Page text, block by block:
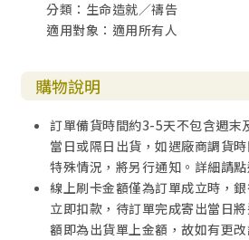
分類：生命造就／禱告
適用對象：適用所有人
購物說明
訂單備貨時間約3-5天不包含週末
當日或隔日出貨，如遇廠商調貨
特殊情況，將另行通知。詳細請
線上刷卡金額僅為訂單成立時，
立即扣款，待訂單完成寄出當日
額即為出貨單上金額，故如有更